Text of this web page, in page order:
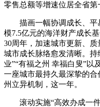
零售总额等增速位居全省第
描画一幅协调成长、平
模7.5亿元的海洋财产成长
30周年，加速城市更新、
城市成长脉络愈发清晰。持
业”“有福之州 幸福白叟”以
一座城市最持久最深挚的
州立异机制，这一年。
滚动实施“高效办成一件